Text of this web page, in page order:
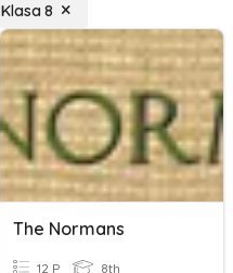
Klasa 8
The Normans
12 P 8th